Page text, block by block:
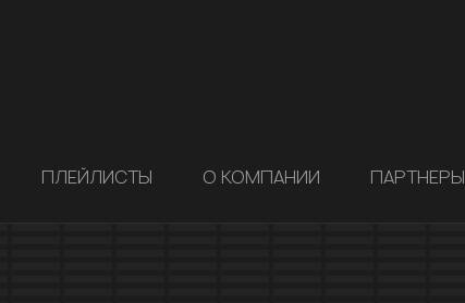
ПЛЕЙЛИСТЫ О КОМПАНИИ ПАРТНЕРЫ